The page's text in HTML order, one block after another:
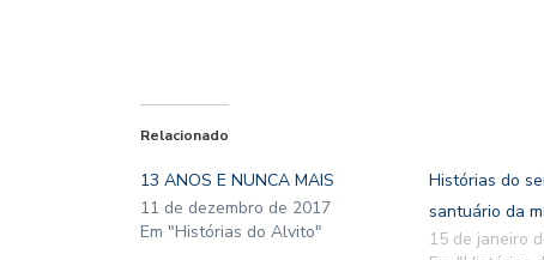
Relacionado
13 ANOS E NUNCA MAIS
11 de dezembro de 2017
Em "Histórias do Alvito"
Histórias do
santuário da
15 de janeiro